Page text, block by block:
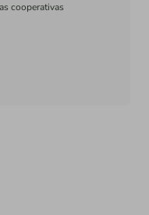
cooperativas